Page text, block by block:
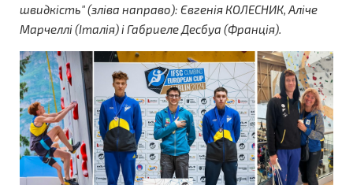
швидкість" (зліва направо): Євгенія КОЛЕСНИК, Аліче
Марчеллі (Італія) і Габриеле Десбуа (Франція).